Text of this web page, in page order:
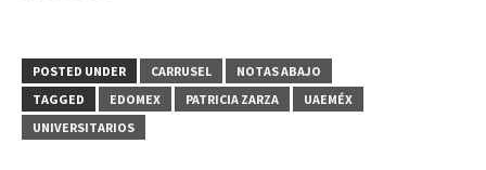
POSTED UNDER CARRUSEL
NOTAS ABAJO
TAGGED
EDOMEX PATRICIA ZARZA
UAEMÉX
UNIVERSITARIOS